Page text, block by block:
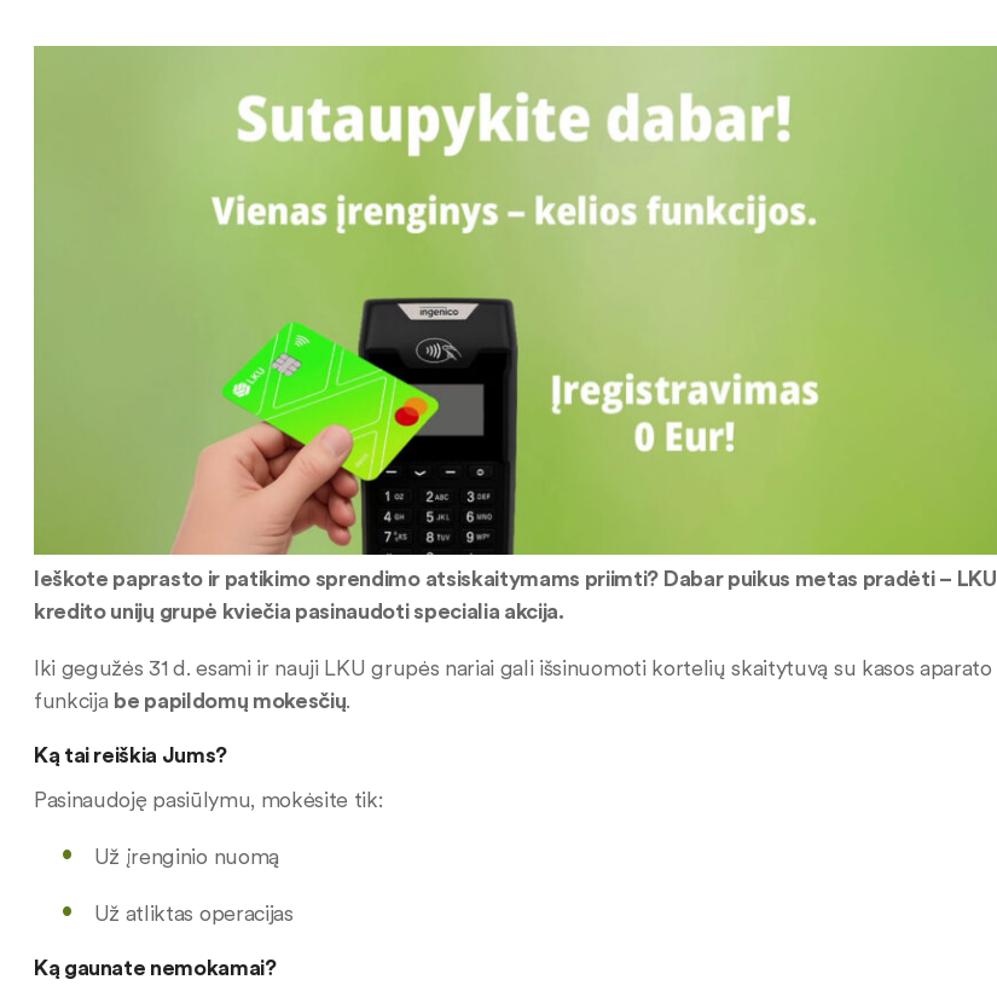
Ieškote paprasto ir patikimo sprendimo atsiskaitymams priimti? Dabar puikus metas pradėti – LKU
kredito unijų grupė kviečia pasinaudoti specialia akcija.
Iki gegužės 31 d. esami ir nauji LKU grupės nariai gali išsinuomoti kortelių skaitytuvą su kasos aparato
funkcija be papildomų mokesčių.
Ką tai reiškia Jums?
Pasinaudoję pasiūlymu, mokėsite tik:
Už įrenginio nuomą
Už atliktas operacijas
Ką gaunate nemokamai?